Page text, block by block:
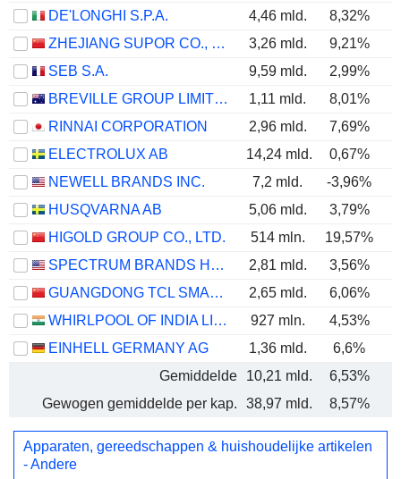
DE'LONGHI S.P.A.
4,46 mld. 8,32%
ZHEJIANG SUPOR CO., LTD.
3,26 mld. 9,21%
SEB S.A.
9,59 mld. 2,99%
BREVILLE GROUP LIMITED
1,11 mld. 8,01%
RINNAI CORPORATION
2,96 mld. 7,69%
ELECTROLUX AB
14,24 mld. 0,67%
NEWELL BRANDS INC.
7,2 mld. -3,96%
HUSQVARNA AB
5,06 mld. 3,79%
HIGOLD GROUP CO., LTD.
514 mln. 19,57%
SPECTRUM BRANDS HOLDINGS, INC.
2,81 mld.
3,56%
GUANGDONG TCL SMART HOME APPLIANCES CO., LTD.
2,65 mld. 6,06%
WHIRLPOOL OF INDIA LIMITED
927 mln. 4,53%
EINHELL GERMANY AG
1,36 mld. 6,6%
Gemiddelde
10,21 mld. 6,53%
Gewogen gemiddelde per kap.
38,97 mld. 8,57%
Apparaten, gereedschappen & huishoudelijke artikelen
- Andere